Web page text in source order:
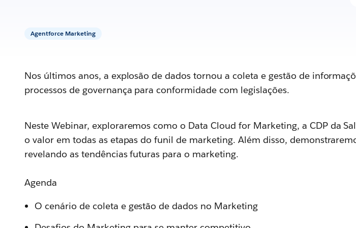
Agentforce Marketing
Nos últimos anos, a explosão de dados tornou a coleta e gestão de
processos de governança para conformidade com legislações.
Neste Webinar, exploraremos como o Data Cloud for Marketing, a CDP da
o valor em todas as etapas do funil de marketing. Além disso,
revelando as tendências futuras para o marketing.
Agenda
O cenário de coleta e gestão de dados no Marketing